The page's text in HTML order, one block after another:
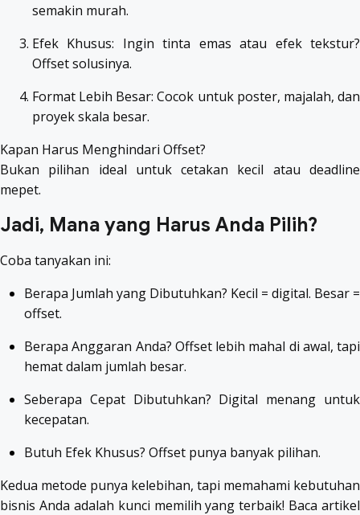
semakin murah.
Efek Khusus: Ingin tinta emas atau efek tekstur?
Offset solusinya.
Format Lebih Besar: Cocok untuk poster, majalah, dan
proyek skala besar.
Kapan Harus Menghindari Offset?
Bukan pilihan ideal untuk cetakan kecil atau deadline
mepet.
Jadi, Mana yang Harus Anda Pilih?
Coba tanyakan ini:
Berapa Jumlah yang Dibutuhkan? Kecil = digital. Besar =
offset.
Berapa Anggaran Anda? Offset lebih mahal di awal, tapi
hemat dalam jumlah besar.
Seberapa Cepat Dibutuhkan? Digital menang untuk
kecepatan.
Butuh Efek Khusus? Offset punya banyak pilihan.
Kedua metode punya kelebihan, tapi memahami kebutuhan
bisnis Anda adalah kunci memilih yang terbaik! Baca artikel